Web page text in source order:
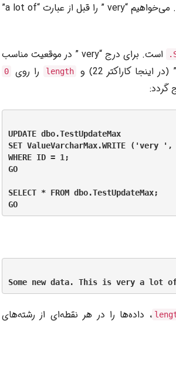
در این سناریو، قصد داریم متنی را در میانه رشته موجود درج کنیم. می‌خواهیم “very ” را قبل از عبارت “a lot of”
است. برای درج “very ” در موقعیت مناسب
length را روی 0
گردد:
UPDATE dbo.TestUpdateMax
SET ValueVarcharMax.WRITE ('very
WHERE ID = 1;
GO
SELECT * FROM dbo.TestUpdateMax;
GO
، داده‌ها را در هر نقطه‌ای از رشته‌های